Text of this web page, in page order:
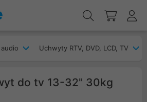
Uchwyty RTV, DVD, LCD, TV
do tv 13-32" 30kg